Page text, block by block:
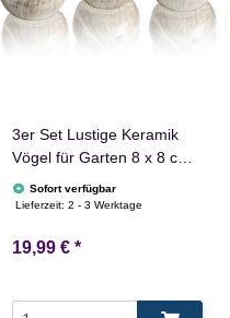
3er Set Lustige Keramik
Vögel für Garten 8 x 8 cm
in Grau
Sofort verfügbar
Lieferzeit:2 - 3 Werktage
19,99 € *